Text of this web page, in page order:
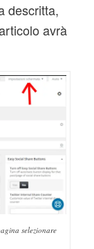
descritta,
avrà
selezionare